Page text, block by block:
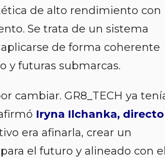
de alto rendimiento con
Se trata de un sistema
de forma coherente
y futuras submarcas.
cambiar. GR8_TECH ya
Iryna Ilchanka,
era afinarla, crear un
el futuro y alineado con